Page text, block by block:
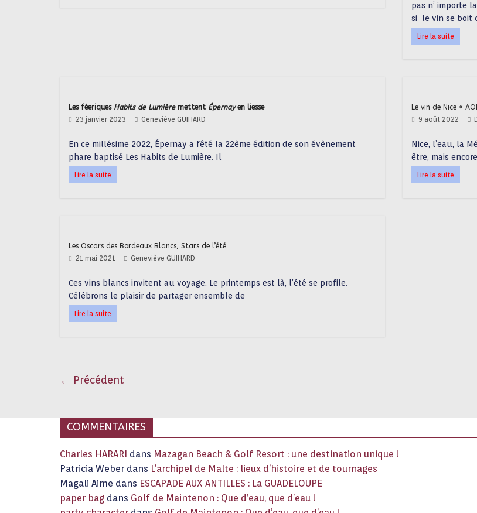
pas n’ importe
si le vin se boit
Lire la suite
Les féeriques Habits de Lumière mettent Épernayen liesse
23 janvier 2023 Geneviève GUIHARD
En ce millésime 2022, Épernay a fêté la 22ème édition de son évènement
phare baptisé Les Habits de Lumière. Il
Lire la suite
Le vin de Nice «
9 août 2022
Nice, l’eau, la
être, mais
Lire la suite
Les Oscars des Bordeaux Blancs, Stars de l’été
21 mai 2021 Geneviève GUIHARD
Ces vins blancs invitent au voyage. Le printemps est là, l’été se profile.
Célébrons le plaisir de partager ensemble de
Lire la suite
← Précédent
COMMENTAIRES
Charles HARARI dans Mazagan Beach & Golf Resort : une destination unique !
Patricia Weber dans L’archipel de Malte : lieux d’histoire et de tournages
Magali Aime dans ESCAPADE AUX ANTILLES : La GUADELOUPE
paper bag dans Golf de Maintenon : Que d’eau, que d’eau !